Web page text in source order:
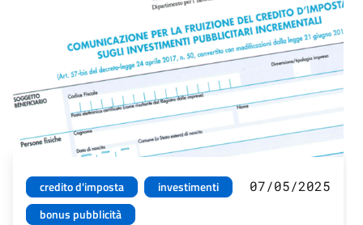
credito d'imposta
investimenti
bonus pubblicità
07/05/2025